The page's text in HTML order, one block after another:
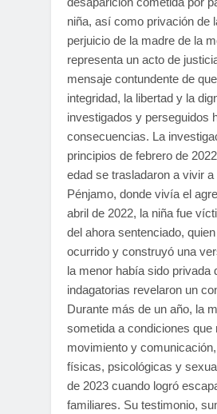
niña, así como privación de
perjuicio de la madre de la
representa un acto de
mensaje contundente de
integridad, la libertad y la
investigados y perseguidos
consecuencias. La
principios de febrero de
edad se trasladaron a vivir
Pénjamo, donde vivía el
abril de 2022, la niña fue
del ahora sentenciado,
ocurrido y construyó una
la menor había sido privada
indagatorias revelaron un
Durante más de un año, la
sometida a condiciones que
movimiento y
físicas, psicológicas y
de 2023 cuando logró
familiares. Su testimonio,